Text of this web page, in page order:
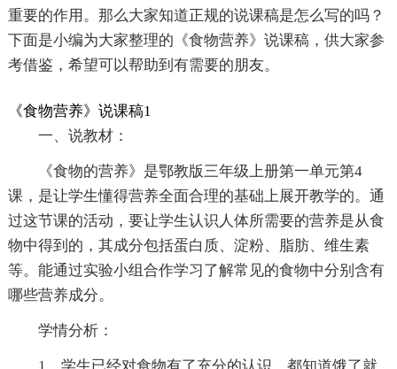
重要的作用。那么大家知道正规的说课稿是怎么写的吗？
下面是小编为大家整理的《食物营养》说课稿，供大家参
考借鉴，希望可以帮助到有需要的朋友。
《食物营养》说课稿1
一、说教材：
《食物的营养》是鄂教版三年级上册第一单元第4
课，是让学生懂得营养全面合理的基础上展开教学的。通
过这节课的活动，要让学生认识人体所需要的营养是从食
物中得到的，其成分包括蛋白质、淀粉、脂肪、维生素
等。能通过实验小组合作学习了解常见的食物中分别含有
哪些营养成分。
学情分析：
1、学生已经对食物有了充分的认识，都知道饿了就